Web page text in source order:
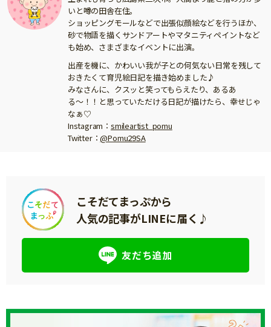
いと噂の田舎在住。
ショッピングモールなどで出張似顔絵などを行うほか、
砂で物語を描くサンドアートやマタニティペイントなど
も始め、さまざまなイベントに出演。
出産を機に、かわいい我が子との何気ない日常を残して
おきたくて育児絵日記を描き始めました♪
みなさんに、クスッと笑ってもらえたり、あるあ
る〜！！と思っていただける日記が描けたら、幸せじゃ
なぁ♡
Instagram： smileartist_pomu
Twitter：@Pomu29SA
こそだてまっぷから
人気の記事がLINEに届く♪
友だち追加